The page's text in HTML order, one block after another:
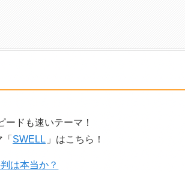
ドも速いテーマ！
SWELL 」はこちら！
は本当か？